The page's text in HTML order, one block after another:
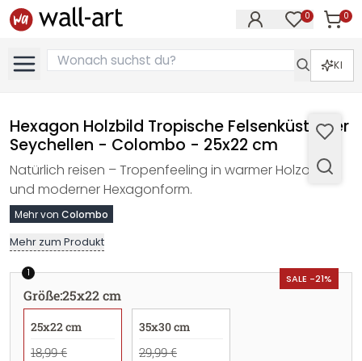
0 0
KI
Hexagon Holzbild Tropische Felsenküste der
Seychellen - Colombo - 25x22 cm
Natürlich reisen – Tropenfeeling in warmer Holzoptik
und moderner Hexagonform.
Mehr von Colombo
Mehr zum Produkt
SALE -21%
1
Größe:25x22 cm
25x22 cm
18,99 €
35x30 cm
29,99 €